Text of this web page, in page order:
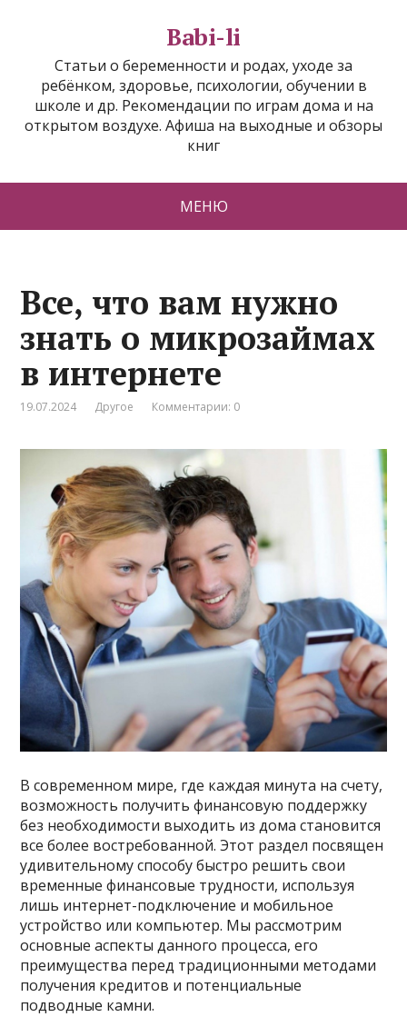
Babi-li
Статьи о беременности и родах, уходе за
ребёнком, здоровье, психологии, обучении в
школе и др. Рекомендации по играм дома и на
открытом воздухе. Афиша на выходные и обзоры
книг
МЕНЮ
Все, что вам нужно
знать о микрозаймах
в интернете
19.07.2024 Другое Комментарии: 0
В современном мире, где каждая минута на счету,
возможность получить финансовую поддержку
без необходимости выходить из дома становится
все более востребованной. Этот раздел посвящен
удивительному способу быстро решить свои
временные финансовые трудности, используя
лишь интернет-подключение и мобильное
устройство или компьютер. Мы рассмотрим
основные аспекты данного процесса, его
преимущества перед традиционными методами
получения кредитов и потенциальные
подводные камни.